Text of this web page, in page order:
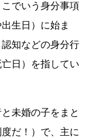
でいう身分事項
生日）に始ま
知などの身分行
日）を指してい
未婚の子をまと
だ！）で、主に